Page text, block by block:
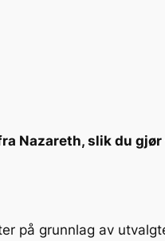
Nazareth, slik du
på grunnlag av